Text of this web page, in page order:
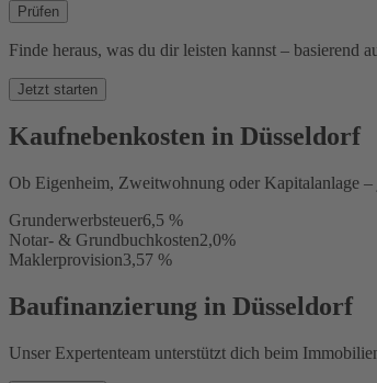
Prüfen
Finde heraus, was du dir leisten kannst – basierend
Jetzt starten
Kaufnebenkosten in Düsseldorf
Ob Eigenheim, Zweitwohnung oder Kapitalanlage
Grunderwerbsteuer6,5 %
Notar- & Grundbuchkosten2,0%
Maklerprovision3,57 %
Baufinanzierung in Düsseldorf
Unser Expertenteam unterstützt dich beim